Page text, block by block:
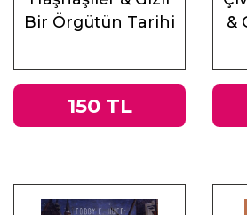
Bir Örgütün Tarihi
150 TL
&